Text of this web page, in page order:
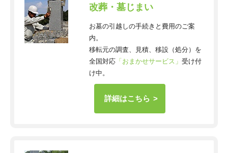
改葬・墓じまい
お墓の引越しの手続きと費用のご案
内。
移転元の調査、見積、移設（処分）を
全国対応「おまかせサービス」 受け付
け中。
詳細はこちら